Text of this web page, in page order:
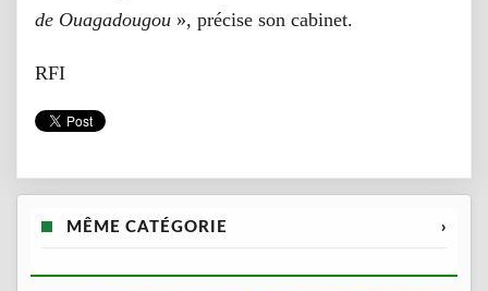
de Ouagadougou », précise son cabinet.
RFI
MÊME CATÉGORIE ›